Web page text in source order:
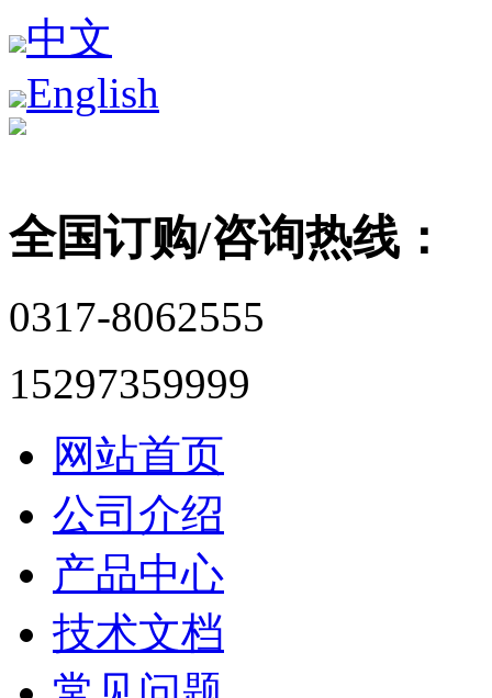
中文
English
全国订购/咨询热线：
0317-8062555
15297359999
网站首页
公司介绍
产品中心
技术文档